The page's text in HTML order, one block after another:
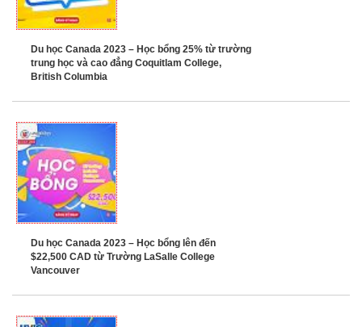
Du học Canada 2023 – Học bổng 25% từ trường
trung học và cao đẳng Coquitlam College,
British Columbia
Du học Canada 2023 – Học bổng lên đến
$22,500 CAD từ Trường LaSalle College
Vancouver